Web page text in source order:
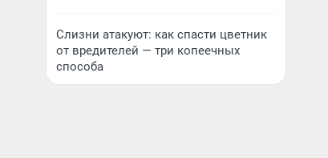
Слизни атакуют: как спасти цветник
от вредителей — три копеечных
способа